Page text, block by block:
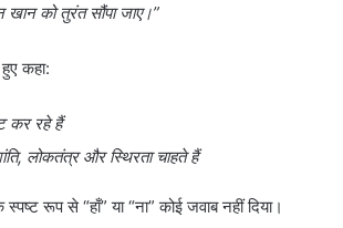
को तुरंत सौंपा जाए।”
कहा:
कर रहे हैं
लोकतंत्र और स्थिरता चाहते हैं
रूप से “हाँ” या “ना” कोई जवाब नहीं दिया।